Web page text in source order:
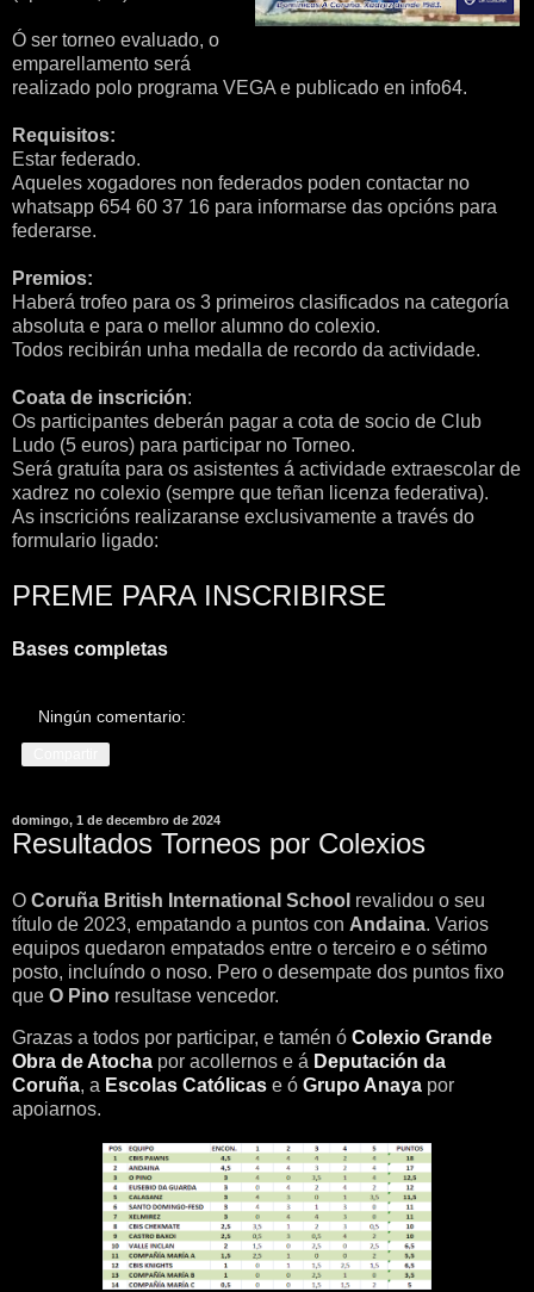
Ó ser torneo evaluado, o
emparellamento será
realizado polo programa VEGA e publicado en info64.
Requisitos:
Estar federado.
Aqueles xogadores non federados poden contactar no
whatsapp 654 60 37 16 para informarse das opcións para
federarse.
Premios:
Haberá trofeo para os 3 primeiros clasificados na categoría
absoluta e para o mellor alumno do colexio.
Todos recibirán unha medalla de recordo da actividade.
Coata de inscrición:
Os participantes deberán pagar a cota de socio de Club
Ludo (5 euros) para participar no Torneo.
Será gratuíta para os asistentes á actividade extraescolar de
xadrez no colexio (sempre que teñan licenza federativa).
As inscricións realizaranse exclusivamente a través do
formulario ligado:
PREME PARA INSCRIBIRSE
Bases completas
Ningún comentario:
domingo, 1 de decembro de 2024
Resultados Torneos por Colexios
O Coruña British International School revalidou o seu
título de 2023, empatando a puntos con Andaina. Varios
equipos quedaron empatados entre o terceiro e o sétimo
posto, incluíndo o noso. Pero o desempate dos puntos fixo
que O Pino resultase vencedor.
Grazas a todos por participar, e tamén ó Colexio Grande
Obra de Atocha por acollernos e á Deputación da
Coruña, a Escolas Católicas e ó Grupo Anaya por
apoiarnos.